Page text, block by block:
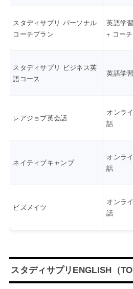
スタディサプリ パーソナル
コーチプラン
英語学
+ コー
スタディサプリ ビジネス英
語コース
英語学
レアジョブ英会話
オンラ
話
ネイティブキャンプ
オンラ
話
ビズメイツ
オンラ
話
スタディサプリENGLISH（